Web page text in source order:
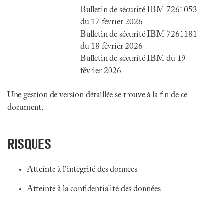
Bulletin de sécurité IBM 7261053
du 17 février 2026
Bulletin de sécurité IBM 7261181
du 18 février 2026
Bulletin de sécurité IBM du 19
février 2026
Une gestion de version détaillée se trouve à la fin de ce
document.
RISQUES
Atteinte à l'intégrité des données
Atteinte à la confidentialité des données